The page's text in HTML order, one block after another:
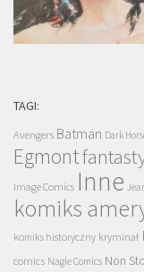
TAGI:
Avengers Batman Dark
Egmont
Image Comics Inne
komiks
komiks historyczny kryminał
comics Nagle Comics Non